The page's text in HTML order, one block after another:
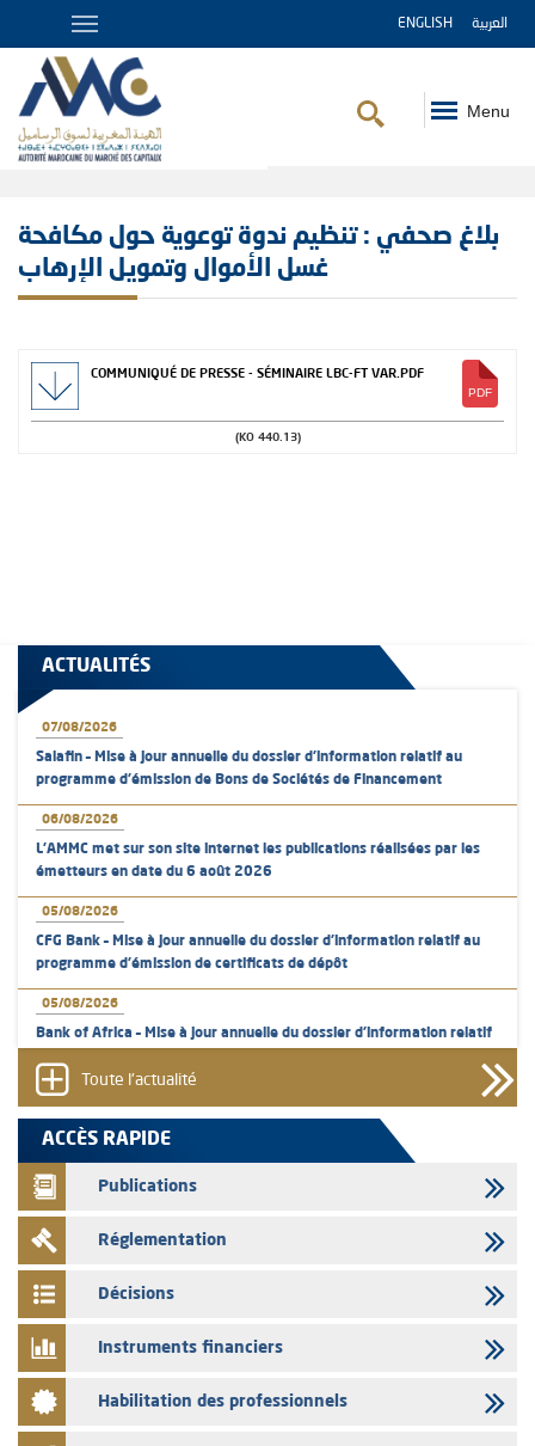
ENGLISH العربية
Menu
بلاغ صحفي : تنظيم ندوة توعوية حول مكافحة
غسل الأموال وتمويل الإرهاب
COMMUNIQUÉ DE PRESSE - SÉMINAIRE LBC-FT VAR.PDF
(440.13 KO)
ACTUALITÉS
07/08/2026
Salafin – Mise à jour annuelle du dossier d’information relatif au
programme d'émission de Bons de Sociétés de Financement
06/08/2026
L’AMMC met sur son site internet les publications réalisées par les
émetteurs en date du 6 août 2026
05/08/2026
CFG Bank – Mise à jour annuelle du dossier d’information relatif au
programme d'émission de certificats de dépôt
05/08/2026
Bank of Africa – Mise à jour annuelle du dossier d’information relatif
05/08/2026
L’AMMC met sur son site internet les publications réalisées par les
émetteurs en date du 5 août 2026
04/08/2026
L’AMMC met sur son site internet les publications réalisées par les
émetteurs en date du 4 août 2026
Saham Bank – Mise à jour annuelle du dossier d’information relatif au
03/08/2026
L’AMMC met sur son site internet les publications réalisées par les
émetteurs en date du 3 août 2026
Toute l'actualité
ACCÈS RAPIDE
Publications
Réglementation
Décisions
Instruments financiers
Habilitation des professionnels